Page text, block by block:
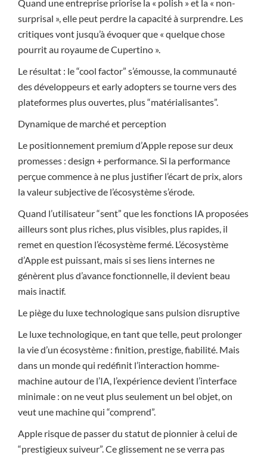
Quand une entreprise priorise la « polish » et la « non-
surprisal », elle peut perdre la capacité à surprendre. Les
critiques vont jusqu’à évoquer que « quelque chose
pourrit au royaume de Cupertino ».
Le résultat : le “cool factor” s’émousse, la communauté
des développeurs et early adopters se tourne vers des
plateformes plus ouvertes, plus “matérialisantes”.
Dynamique de marché et perception
Le positionnement premium d’Apple repose sur deux
promesses : design + performance. Si la performance
perçue commence à ne plus justifier l’écart de prix, alors
la valeur subjective de l’écosystème s’érode.
Quand l’utilisateur “sent” que les fonctions IA proposées
ailleurs sont plus riches, plus visibles, plus rapides, il
remet en question l’écosystème fermé. L’écosystème
d’Apple est puissant, mais si ses liens internes ne
génèrent plus d’avance fonctionnelle, il devient beau
mais inactif.
Le piège du luxe technologique sans pulsion disruptive
Le luxe technologique, en tant que telle, peut prolonger
la vie d’un écosystème : finition, prestige, fiabilité. Mais
dans un monde qui redéfinit l’interaction homme-
machine autour de l’IA, l’expérience devient l’interface
minimale : on ne veut plus seulement un bel objet, on
veut une machine qui “comprend”.
Apple risque de passer du statut de pionnier à celui de
“prestigieux suiveur”. Ce glissement ne se verra pas